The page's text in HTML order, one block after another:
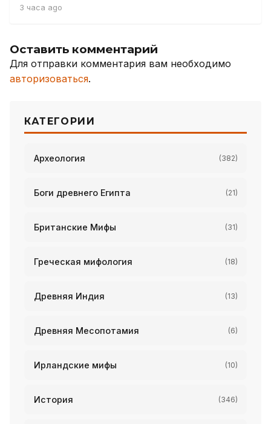
3 часа ago
Оставить комментарий
Для отправки комментария вам необходимо
авторизоваться.
КАТЕГОРИИ
Археология (382)
Боги древнего Египта (21)
Британские Мифы (31)
Греческая мифология (18)
Древняя Индия (13)
Древняя Месопотамия (6)
Ирландские мифы (10)
История (346)